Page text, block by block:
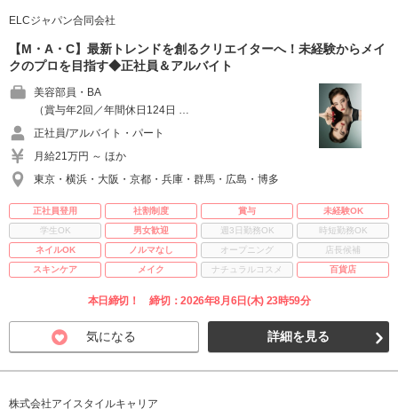
ELCジャパン合同会社
【M・A・C】最新トレンドを創るクリエイターへ！未経験からメイ
クのプロを目指す◆正社員＆アルバイト
美容部員・BA
（賞与年2回／年間休日124日 …
正社員/アルバイト・パート
月給21万円 ～ ほか
東京・横浜・大阪・京都・兵庫・群馬・広島・博多
正社員登用 社割制度 賞与
未経験OK
学生OK
男女歓迎 週3日勤務OK
時短勤務OK
ネイルOK
ノルマなし オープニング
店長候補
スキンケア
メイク ナチュラルコスメ 百貨店
本日締切！ 締切：2026年8月6日(木) 23時59分
気になる 詳細を見る
株式会社アイスタイルキャリア